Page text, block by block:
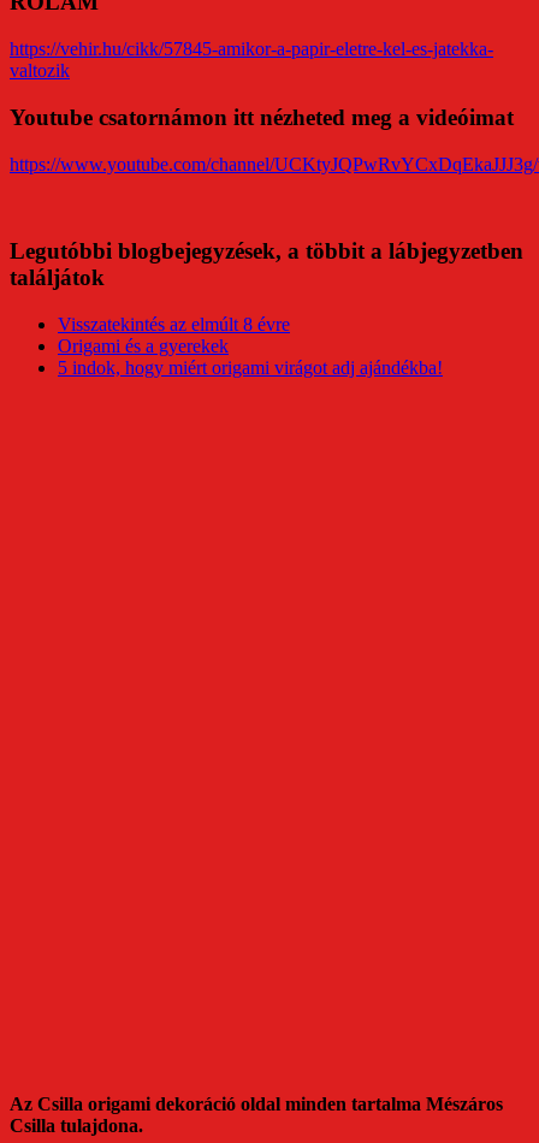
https://vehir.hu/cikk/57845-amikor-a-papir-eletre-kel-es-jatekka-
valtozik
Youtube csatornámon itt nézheted meg a videóimat
https://www.youtube.com/channel/
Legutóbbi blogbejegyzések, a többit a lábjegyzetben
találjátok
Visszatekintés az elmúlt 8 évre
Origami és a gyerekek
5 indok, hogy miért origami virágot adj ajándékba!
Az Csilla origami dekoráció oldal minden tartalma Mészáros
Csilla tulajdona.